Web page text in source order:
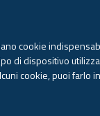
cookie
di dispositivo
cookie, puoi farlo